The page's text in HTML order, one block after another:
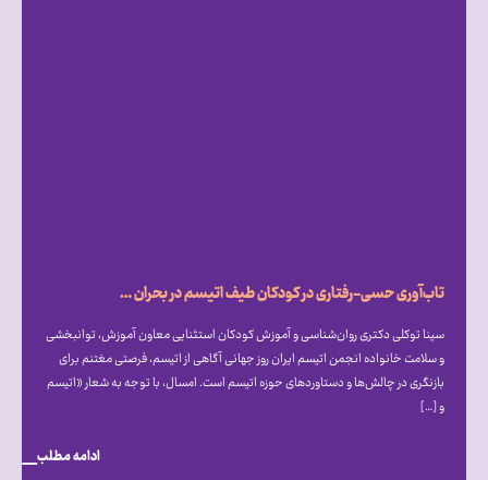
تاب‌آوری حسی-رفتاری در کودکان طیف اتیسم در بحران جنگ
سینا توکلی دکتری روان‌شناسی و آموزش کودکان استثنایی معاون آموزش، توانبخشی
و سلامت خانواده انجمن اتیسم ایران روز جهانی آگاهی از اتیسم، فرصتی مغتنم برای
بازنگری در چالش‌ها و دستاوردهای حوزه اتیسم است. امسال، با توجه به شعار «اتیسم
و […]
ادامه مطلب